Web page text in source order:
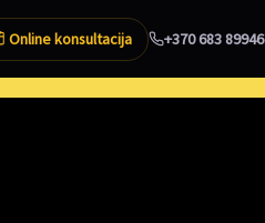
Online konsultacija +370 683 89946